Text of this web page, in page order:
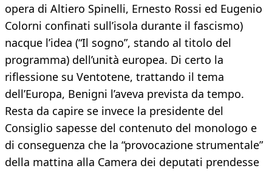
opera di Altiero Spinelli, Ernesto Rossi ed Eugenio
Colorni confinati sull’isola durante il fascismo)
nacque l’idea (“Il sogno”, stando al titolo del
programma) dell’unità europea. Di certo la
riflessione su Ventotene, trattando il tema
dell’Europa, Benigni l’aveva prevista da tempo.
Resta da capire se invece la presidente del
Consiglio sapesse del contenuto del monologo e
di conseguenza che la “provocazione strumentale”
della mattina alla Camera dei deputati prendesse